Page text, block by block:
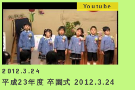
Youtube
2012.3.24
平成23年度 卒園式 2012.3.24